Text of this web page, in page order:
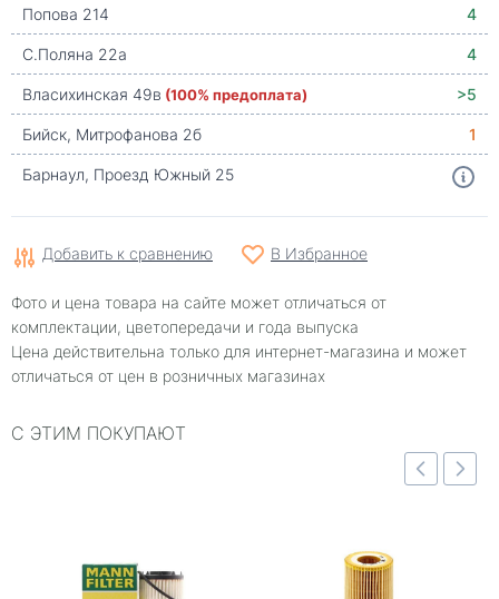
Попова 214
4
С.Поляна 22а
4
Власихинская 49в (100% предоплата)
>5
Бийск, Митрофанова 2б
1
Барнаул, Проезд Южный 25
Добавить к сравнению В Избранное
Фото и цена товара на сайте может отличаться от
комплектации, цветопередачи и года выпуска
Цена действительна только для интернет-магазина и может
отличаться от цен в розничных магазинах
С ЭТИМ ПОКУПАЮТ
Быстрый просмотр